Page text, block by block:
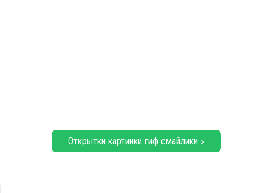
Открытки картинки гиф смайлики »